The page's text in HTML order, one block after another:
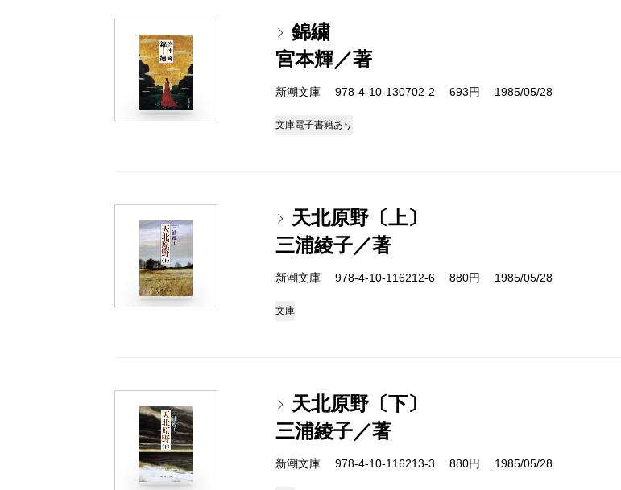
錦繍
宮本輝／著
新潮文庫 978-4-10-130702-2 693円 1985/05/28
文庫電子書籍あり
天北原野〔上〕
三浦綾子／著
新潮文庫 978-4-10-116212-6 880円 1985/05/28
文庫
天北原野〔下〕
三浦綾子／著
新潮文庫 978-4-10-116213-3 880円 1985/05/28